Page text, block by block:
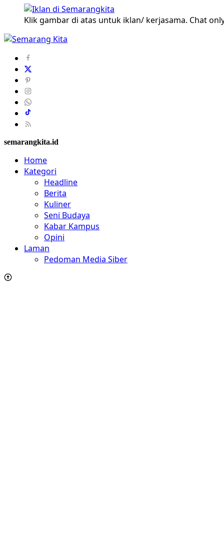
Klik gambar di atas untuk iklan/ kerjasama. Chat
semarangkita.id
Home
Kategori
Headline
Berita
Kuliner
Seni Budaya
Kabar Kampus
Opini
Laman
Pedoman Media Siber